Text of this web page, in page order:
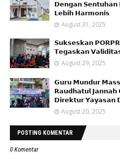
𝗗𝗲𝗻𝗴𝗮𝗻 𝗦𝗲𝗻𝘁𝘂𝗵𝗮𝗻
𝗟𝗲𝗯𝗶𝗵 𝗛𝗮𝗿𝗺𝗼𝗻𝗶𝘀
August 31, 2025
𝗦𝘂𝗸𝘀𝗲𝘀𝗸𝗮𝗻
𝗧𝗲𝗴𝗮𝘀𝗸𝗮𝗻
August 29, 2025
𝗚𝘂𝗿𝘂 𝗠𝘂𝗻𝗱𝘂𝗿
𝗥𝗮𝘂𝗱𝗵𝗮𝘁𝘂𝗹
𝗗𝗶𝗿𝗲𝗸𝘁𝘂𝗿 𝗬𝗮𝘆𝗮𝘀𝗮𝗻
August 20, 2025
POSTING KOMENTAR
0 Komentar